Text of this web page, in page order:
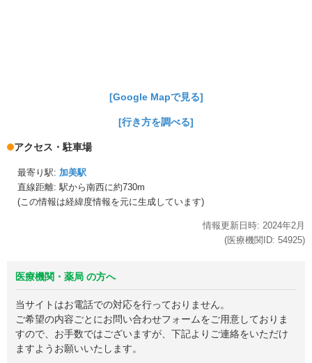
[Google Mapで見る]
[行き方を調べる]
アクセス・駐車場
最寄り駅: 加美駅
直線距離: 駅から南西に約730m
(この情報は経緯度情報を元に生成しています)
情報更新日時: 2024年2月
(医療機関ID: 54925)
医療機関・薬局 の方へ
当サイトはお電話での対応を行っておりません。
ご希望の内容ごとにお問い合わせフォームをご用意しておりま
すので、お手数ではございますが、下記よりご連絡をいただけ
ますようお願いいたします。